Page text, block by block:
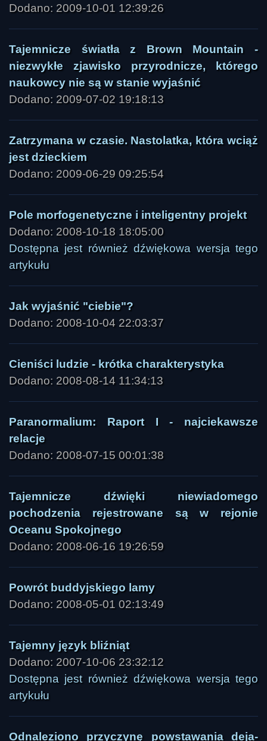
Dodano: 2009-10-01 12:39:26
Tajemnicze światła z Brown Mountain -
niezwykłe zjawisko przyrodnicze, którego
naukowcy nie są w stanie wyjaśnić
Dodano: 2009-07-02 19:18:13
Zatrzymana w czasie. Nastolatka, która wciąż
jest dzieckiem
Dodano: 2009-06-29 09:25:54
Pole morfogenetyczne i inteligentny projekt
Dodano: 2008-10-18 18:05:00
Dostępna jest również dźwiękowa wersja tego
artykułu
Jak wyjaśnić "ciebie"?
Dodano: 2008-10-04 22:03:37
Cieniści ludzie - krótka charakterystyka
Dodano: 2008-08-14 11:34:13
Paranormalium: Raport I - najciekawsze
relacje
Dodano: 2008-07-15 00:01:38
Tajemnicze dźwięki niewiadomego
pochodzenia rejestrowane są w rejonie
Oceanu Spokojnego
Dodano: 2008-06-16 19:26:59
Powrót buddyjskiego lamy
Dodano: 2008-05-01 02:13:49
Tajemny język bliźniąt
Dodano: 2007-10-06 23:32:12
Dostępna jest również dźwiękowa wersja tego
artykułu
Odnaleziono przyczynę powstawania deja-